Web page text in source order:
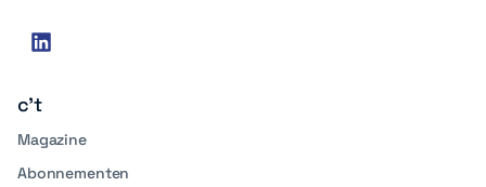
Social
linkedin
c't
Magazine
Abonnementen